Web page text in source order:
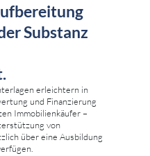
Substanz
erleichtern in
und Finanzierung
Immobilienkäufer –
von
über eine Ausbildung